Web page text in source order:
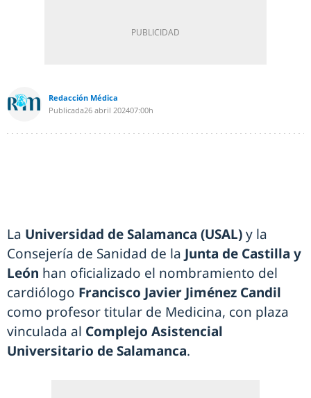
Redacción Médica
Publicada26 abril 202407:00h
La Universidad de Salamanca (USAL)y la
Consejería de Sanidad de la Junta de Castilla y
León han oficializado el nombramiento del
cardiólogo Francisco Javier Jiménez Candil
como profesor titular de Medicina, con plaza
vinculada al Complejo Asistencial
Universitario de Salamanca.